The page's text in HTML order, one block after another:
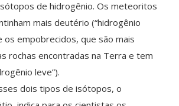
de hidrogênio. Os meteoritos
mais deutério (“hidrogênio
os empobrecidos, que são mais
rochas encontradas na Terra e tem
leve”).
dois tipos de isótopos, o